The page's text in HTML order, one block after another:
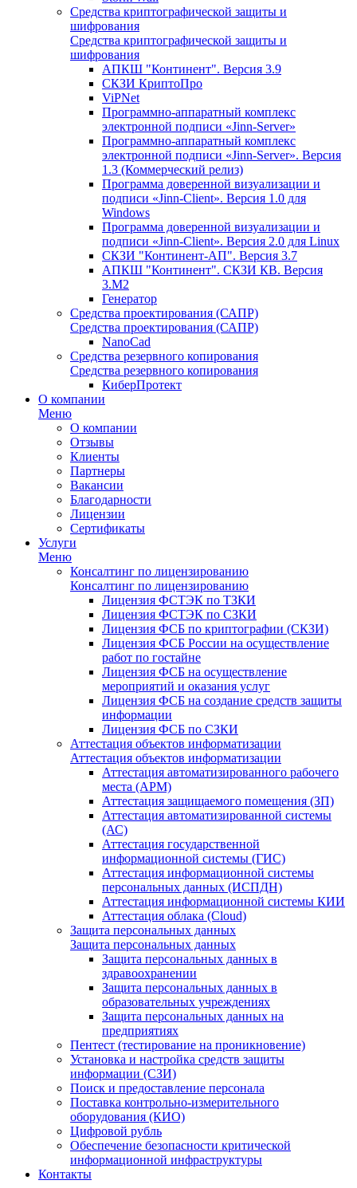
Средства криптографической защиты и
шифрования
Средства криптографической защиты и
шифрования
АПКШ "Континент". Версия 3.9
СКЗИ КриптоПро
ViPNet
Программно-аппаратный комплекс
электронной подписи «Jinn-Server»
Программно-аппаратный комплекс
электронной подписи «Jinn-Server». Версия
1.3 (Коммерческий релиз)
Программа доверенной визуализации и
подписи «Jinn-Client». Версия 1.0 для
Windows
Программа доверенной визуализации и
подписи «Jinn-Client». Версия 2.0 для Linux
СКЗИ "Континент-АП". Версия 3.7
АПКШ "Континент". СКЗИ КВ. Версия
3.М2
Генератор
Средства проектирования (САПР)
Средства проектирования (САПР)
NanoCad
Средства резервного копирования
Средства резервного копирования
КиберПротект
О компании
Меню
О компании
Отзывы
Клиенты
Партнеры
Вакансии
Благодарности
Лицензии
Сертификаты
Услуги
Меню
Консалтинг по лицензированию
Консалтинг по лицензированию
Лицензия ФСТЭК по ТЗКИ
Лицензия ФСТЭК по СЗКИ
Лицензия ФСБ по криптографии (СКЗИ)
Лицензия ФСБ России на осуществление
работ по гостайне
Лицензия ФСБ на осуществление
мероприятий и оказания услуг
Лицензия ФСБ на создание средств защиты
информации
Лицензия ФСБ по СЗКИ
Аттестация объектов информатизации
Аттестация объектов информатизации
Аттестация автоматизированного рабочего
места (АРМ)
Аттестация защищаемого помещения (ЗП)
Аттестация автоматизированной системы
(АС)
Аттестация государственной
информационной системы (ГИС)
Аттестация информационной системы
персональных данных (ИСПДН)
Аттестация информационной системы КИИ
Аттестация облака (Cloud)
Защита персональных данных
Защита персональных данных
Защита персональных данных в
здравоохранении
Защита персональных данных в
образовательных учреждениях
Защита персональных данных на
предприятиях
Пентест (тестирование на проникновение)
Установка и настройка средств защиты
информации (СЗИ)
Поиск и предоставление персонала
Поставка контрольно-измерительного
оборудования (КИО)
Цифровой рубль
Обеспечение безопасности критической
информационной инфраструктуры
Контакты